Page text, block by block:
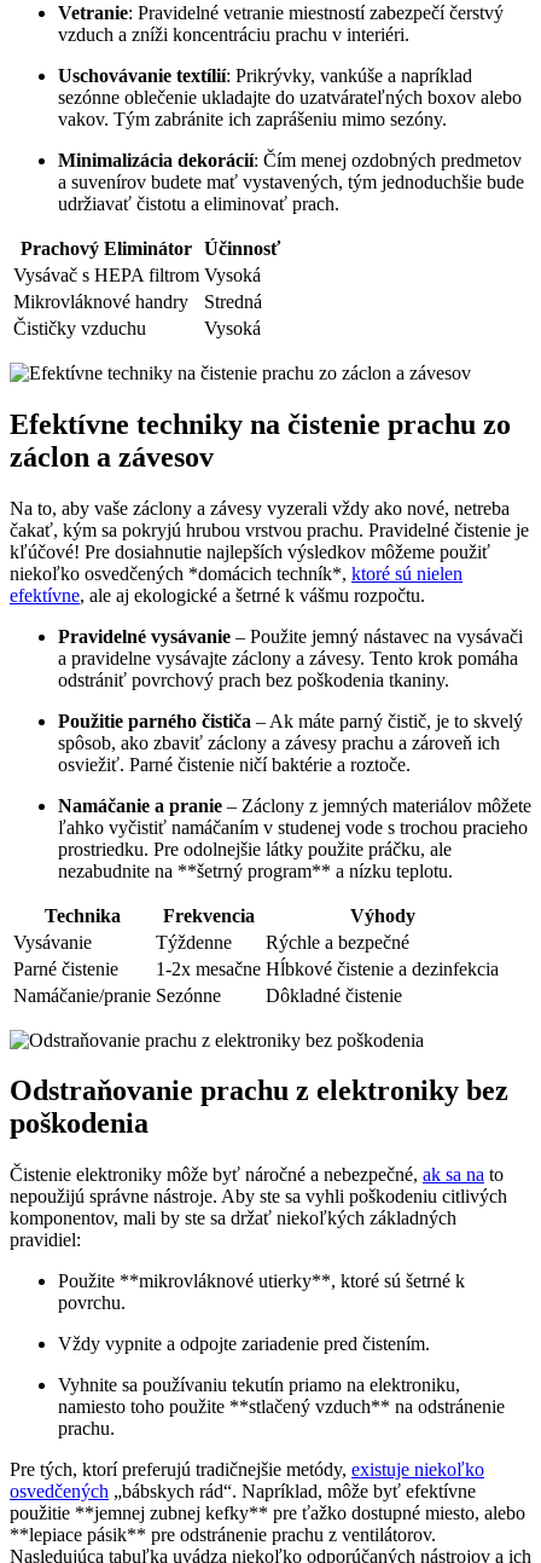
Vetranie: Pravidelné vetranie miestností zabezpečí čerstvý
vzduch a zníži koncentráciu prachu v interiéri.
Uschovávanie textílií: Prikrývky, vankúše a napríklad
sezónne oblečenie ukladajte do uzatvárateľných boxov alebo
vakov. Tým zabránite ich zaprášeniu mimo sezóny.
Minimalizácia dekorácií: Čím menej ozdobných predmetov
a suvenírov budete mať vystavených, tým jednoduchšie bude
udržiavať čistotu a eliminovať prach.
Prachový Eliminátor Účinnosť
Vysávač s HEPA filtrom Vysoká
Mikrovláknové handry
Stredná
Čističky vzduchu
Vysoká
Efektívne techniky na čistenie prachu zo
záclon a závesov
Na to, aby vaše záclony a závesy vyzerali vždy ako nové, netreba
čakať, kým sa pokryjú hrubou vrstvou prachu. Pravidelné čistenie je
kľúčové! Pre dosiahnutie najlepších výsledkov môžeme použiť
niekoľko osvedčených *domácich techník*, ktoré sú nielen
efektívne, ale aj ekologické a šetrné k vášmu rozpočtu.
Pravidelné vysávanie – Použite jemný nástavec na vysávači
a pravidelne vysávajte záclony a závesy. Tento krok pomáha
odstrániť povrchový prach bez poškodenia tkaniny.
Použitie parného čističa – Ak máte parný čistič, je to skvelý
spôsob, ako zbaviť záclony a závesy prachu a zároveň ich
osviežiť. Parné čistenie ničí baktérie a roztoče.
Namáčanie a pranie – Záclony z jemných materiálov môžete
ľahko vyčistiť namáčaním v studenej vode s trochou pracieho
prostriedku. Pre odolnejšie látky použite práčku, ale
nezabudnite na **šetrný program** a nízku teplotu.
Technika Frekvencia
Výhody
Vysávanie
Týždenne
Rýchle a bezpečné
Parné čistenie
1-2x mesačne Hĺbkové čistenie a dezinfekcia
Namáčanie/pranie Sezónne Dôkladné čistenie
Odstraňovanie prachu z elektroniky bez
poškodenia
Čistenie elektroniky môže byť náročné a nebezpečné, ak sa na to
nepoužijú správne nástroje. Aby ste sa vyhli poškodeniu citlivých
komponentov, mali by ste sa držať niekoľkých základných
pravidiel:
Použite **mikrovláknové utierky**, ktoré sú šetrné k
povrchu.
Vždy vypnite a odpojte zariadenie pred čistením.
Vyhnite sa používaniu tekutín priamo na elektroniku,
namiesto toho použite **stlačený vzduch** na odstránenie
prachu.
Pre tých, ktorí preferujú tradičnejšie metódy, existuje niekoľko
osvedčených „bábskych rád“. Napríklad, môže byť efektívne
použitie **jemnej zubnej kefky** pre ťažko dostupné miesto, alebo
**lepiace pásik** pre odstránenie prachu z ventilátorov.
Nasledujúca tabuľka uvádza niekoľko odporúčaných nástrojov a ich